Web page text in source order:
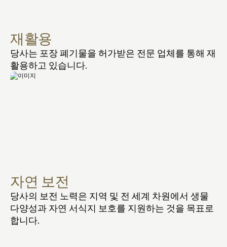
재활용
당사는 포장 폐기물을 허가받은 전문 업체를 통해 재
활용하고 있습니다.
자연 보전
당사의 보전 노력은 지역 및 전 세계 차원에서 생물
다양성과 자연 서식지 보호를 지원하는 것을 목표로
합니다.